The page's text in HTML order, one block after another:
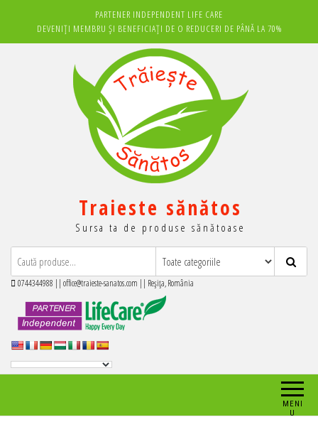
conținut
PARTENER INDEPENDENT LIFE CARE
DEVENIȚI MEMBRU ȘI BENEFICIAȚI DE O REDUCERI DE PÂNĂ LA 70%
Traieste sănătos
Sursa ta de produse sănătoase
0744344988 || office@traieste-sanatos.com || Reșița, România
MENI
U